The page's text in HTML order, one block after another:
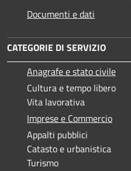
Documenti e dati
CATEGORIE DI SERVIZIO
Anagrafe e stato civile
Cultura e tempo libero
Vita lavorativa
Imprese e Commercio
Appalti pubblici
Catasto e urbanistica
Turismo